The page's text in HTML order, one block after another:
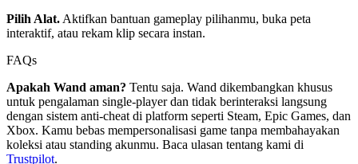
Pilih Alat. Aktifkan bantuan gameplay pilihanmu, buka peta
interaktif, atau rekam klip secara instan.
FAQs
Apakah Wand aman? Tentu saja. Wand dikembangkan khusus
untuk pengalaman single-player dan tidak berinteraksi langsung
dengan sistem anti-cheat di platform seperti Steam, Epic Games, dan
Xbox. Kamu bebas mempersonalisasi game tanpa membahayakan
koleksi atau standing akunmu. Baca ulasan tentang kami di
Trustpilot.